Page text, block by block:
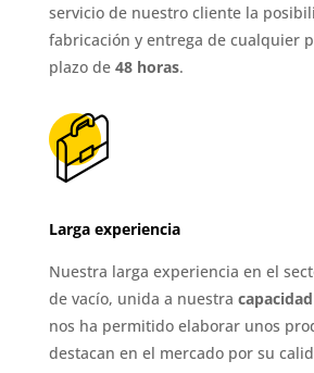
servicio de nuestro cliente la
fabricación y entrega de cualquier
plazo de 48 horas.
Larga experiencia
Nuestra larga experiencia en el
de vacío, unida a nuestra
nos ha permitido elaborar unos
destacan en el mercado por su